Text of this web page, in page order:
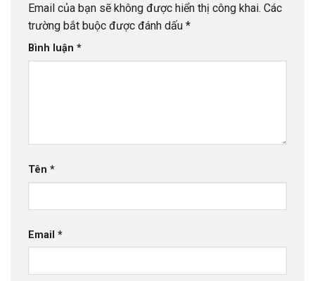
Email của bạn sẽ không được hiển thị công khai. Các
trường bắt buộc được đánh dấu *
Bình luận *
Tên *
Email *